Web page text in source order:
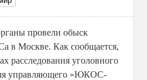
провели обыск
в Москве. Как сообщается,
расследования уголовного
управляющего «ЮКОС-